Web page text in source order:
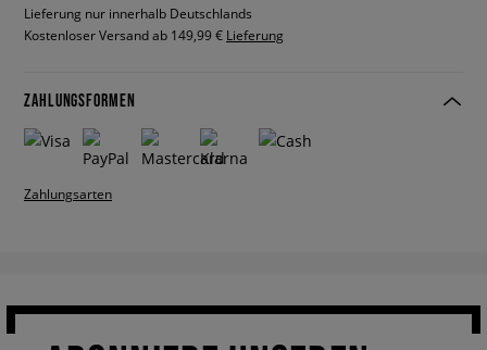
Lieferung nur innerhalb Deutschlands
Kostenloser Versand ab 149,99 € Lieferung
ZAHLUNGSFORMEN
Zahlungsarten